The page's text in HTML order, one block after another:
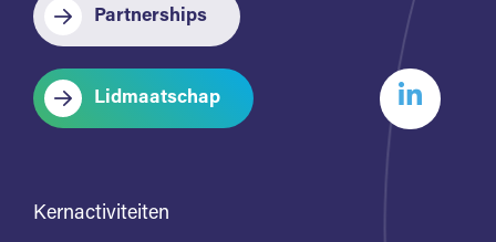
Partnerships
Lidmaatschap
Kernactiviteiten